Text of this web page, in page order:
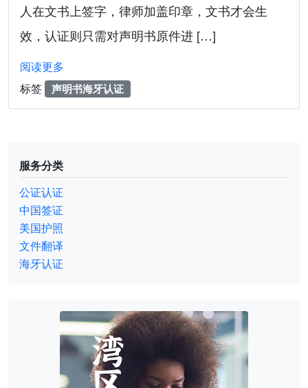
人在文书上签字，律师加盖印章，文书才会生
效，认证则只需对声明书原件进 […]
阅读更多
标签
声明书海牙认证
服务分类
公证认证
中国签证
美国护照
文件翻译
海牙认证